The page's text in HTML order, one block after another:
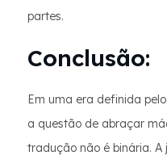
partes.
Conclusão:
Em uma era definida
a questão de abraçar
tradução não é binária.